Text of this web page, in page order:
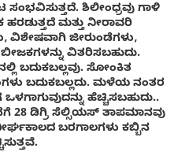
ಶಿಲೀಂಧ್ರವು ಗಾಳಿ
ಮತ್ತು ನೀರಾವರಿ
ವಿಶೇಷವಾಗಿ ಜೀರುಂಡೆಗಳು,
ವಿತರಿಸಬಹುದು.
ಬದುಕಬಲ್ಲವು. ಸೋಂಕಿತ
ಬದುಕಬಲ್ಲದು. ಮಳೆಯ ನಂತರ
ಹೆಚ್ಚಿಸಬಹುದು..
28 ಡಿಗ್ರಿ ಸೆಲ್ಸಿಯಸ್ ತಾಪಮಾನವು
ಬರಗಾಲಗಳು ಕಬ್ಬಿನ